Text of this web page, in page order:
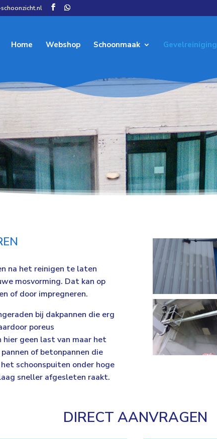
Home Webshop Schoonmaak Gevelreiniging
na het reinigen te laten
mosvorming. Dat kan op
of door impregneren.
bij dakpannen die erg
poreus
hier geen last van maar het
of betonpannen die
schoonspuiten onder hoge
sneller afgesleten raakt.
DIRECT AANVRAGEN